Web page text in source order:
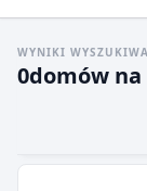
WYNIKI
0domów